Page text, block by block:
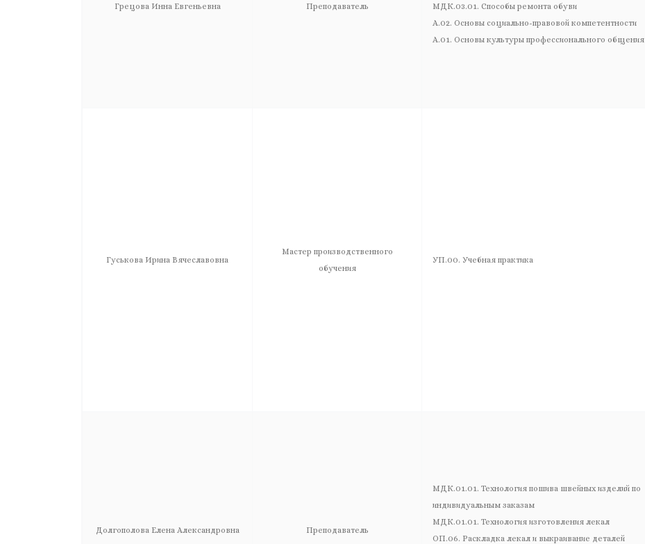
Грецова Инна Евгеньевна Преподаватель
МДК.03.01. Способы ремонта обуви
А.02. Основы социально-правовой компетентности
А.01. Основы культуры профессионального общения
Гуськова Ирина Вячеславовна
Мастер производственного
обучения
УП.00. Учебная практика
Долгополова Елена Александровна Преподаватель
МДК.01.01. Технология пошива швейных изделий по
индивидуальным заказам
МДК.01.01. Технология изготовления лекал
ОП.06. Раскладка лекал и выкраивание деталей